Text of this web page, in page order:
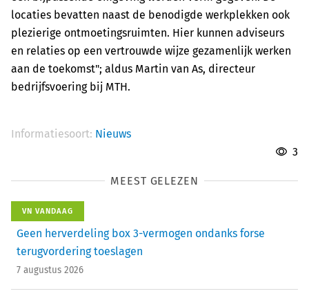
locaties bevatten naast de benodigde werkplekken ook
plezierige ontmoetingsruimten. Hier kunnen adviseurs
en relaties op een vertrouwde wijze gezamenlijk werken
aan de toekomst"; aldus Martin van As, directeur
bedrijfsvoering bij MTH.
Informatiesoort: Nieuws
3
MEEST GELEZEN
VN VANDAAG
Geen herverdeling box 3-vermogen ondanks forse
terugvordering toeslagen
7 augustus 2026